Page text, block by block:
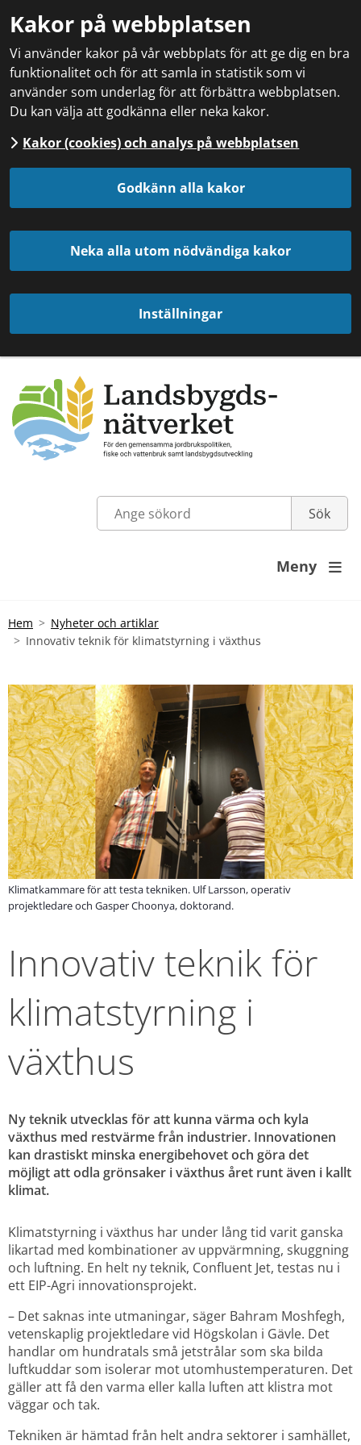
Kakor på webbplatsen
Vi använder kakor på vår webbplats för att ge dig en bra
funktionalitet och för att samla in statistik som vi
använder som underlag för att förbättra webbplatsen.
Du kan välja att godkänna eller neka kakor.
Kakor (cookies) och analys på webbplatsen
Godkänn alla kakor
Neka alla utom nödvändiga kakor
Inställningar
Meny 
Hem
Nyheter och artiklar
Innovativ teknik för klimatstyrning i växthus
Klimatkammare för att testa tekniken. Ulf Larsson, operativ
projektledare och Gasper Choonya, doktorand.
Innovativ teknik för
klimatstyrning i
växthus
Ny teknik utvecklas för att kunna värma och kyla
växthus med restvärme från industrier. Innovationen
kan drastiskt minska energibehovet och göra det
möjligt att odla grönsaker i växthus året runt även i kallt
klimat.
Klimatstyrning i växthus har under lång tid varit ganska
likartad med kombinationer av uppvärmning, skuggning
och luftning. En helt ny teknik, Confluent Jet, testas nu i
ett EIP-Agri innovationsprojekt.
– Det saknas inte utmaningar, säger Bahram Moshfegh,
vetenskaplig projektledare vid Högskolan i Gävle. Det
handlar om hundratals små jetstrålar som ska bilda
luftkuddar som isolerar mot utomhustemperaturen. Det
gäller att få den varma eller kalla luften att klistra mot
väggar och tak.
Tekniken är hämtad från helt andra sektorer i samhället,